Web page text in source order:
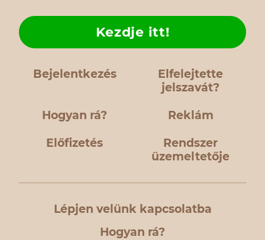
Bejelentkezés
Elfelejtette
jelszavát?
Hogyan rá?
Kezdje itt!
Reklám
Előfizetés
Rendszer
üzemeltetője
Lépjen velünk kapcsolatba
Hogyan rá?